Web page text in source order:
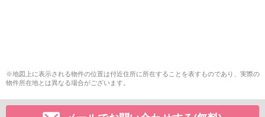
※地図上に表示される物件の位置は付近住所に所在することを表すものであり、実際の
物件所在地とは異なる場合がございます。